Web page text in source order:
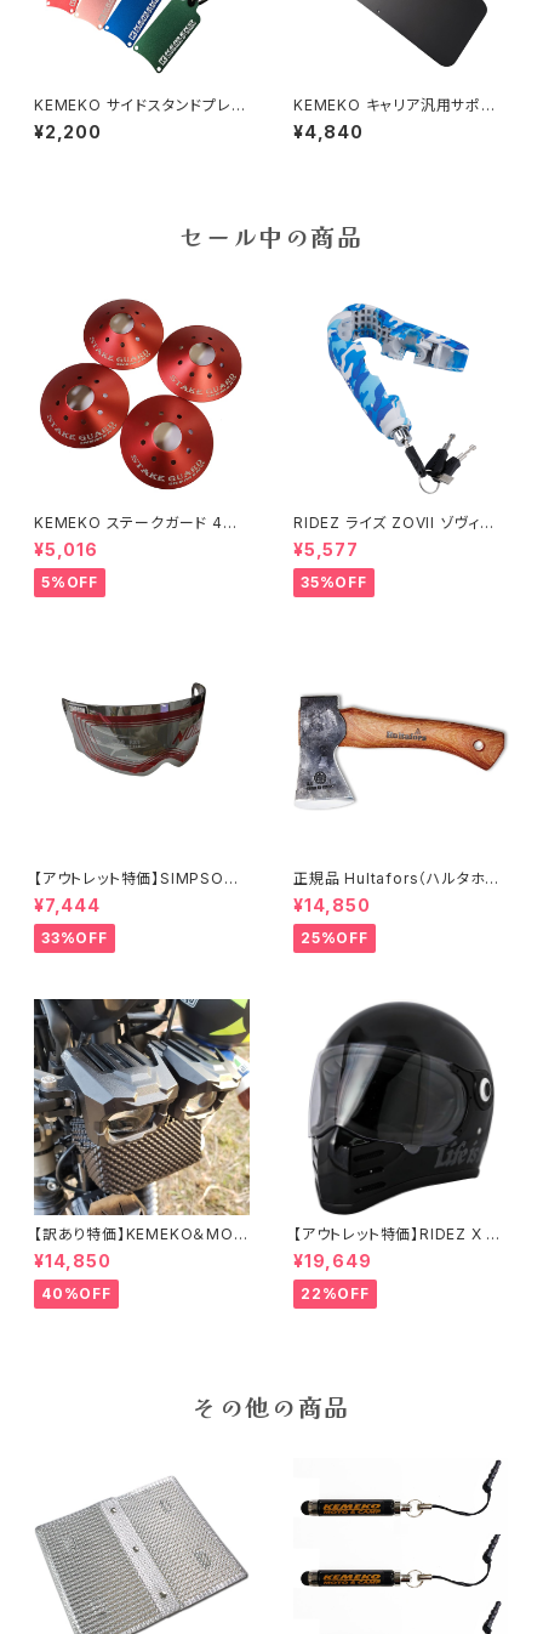
KEMEKO サイドスタンドプレー
トST
¥2,200
KEMEKO キャリア汎用サポート
プレート
¥4,840
セール中の商品
KEMEKO ステークガード 4枚
セット キャンピングセーフティー
アイテム
¥5,016
5%OFF
RIDEZ ライズ ZOVII ゾヴィー
アラームグリップロック ZHL 盗
難防止警報付きバイクロック
¥5,577
35%OFF
【アウトレット特価】SIMPSON
M30用クローム/ライトスモーク
シールド
¥7,444
33%OFF
正規品 Hultafors（ハルタホー
ス）オーゲルファンミニハチェッ
ト スウェーデン製 手斧
¥14,850
25%OFF
【訳あり特価】KEMEKO＆MOT
OWOLF プロジェクター式補助
強力ライト＆フォグ ハンターライ
トMDL5004 オールインワンタ
イプ
¥14,850
40%OFF
【アウトレット特価】RIDEZ X HE
LMET 数量限定モデル 2WHEE
L'S LIFE-Mサイズ バイク用フ
ルフェイスヘルメット
¥19,649
22%OFF
その他の商品